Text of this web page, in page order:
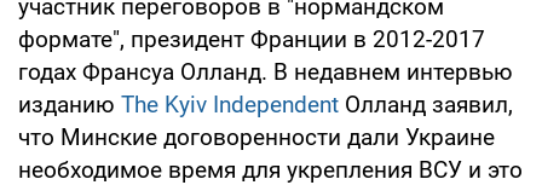
участник переговоров в "нормандском
формате", президент Франции в 2012-2017
годах Франсуа Олланд. В недавнем интервью
изданию The Kyiv Independent Олланд заявил,
что Минские договоренности дали Украине
необходимое время для укрепления ВСУ и это